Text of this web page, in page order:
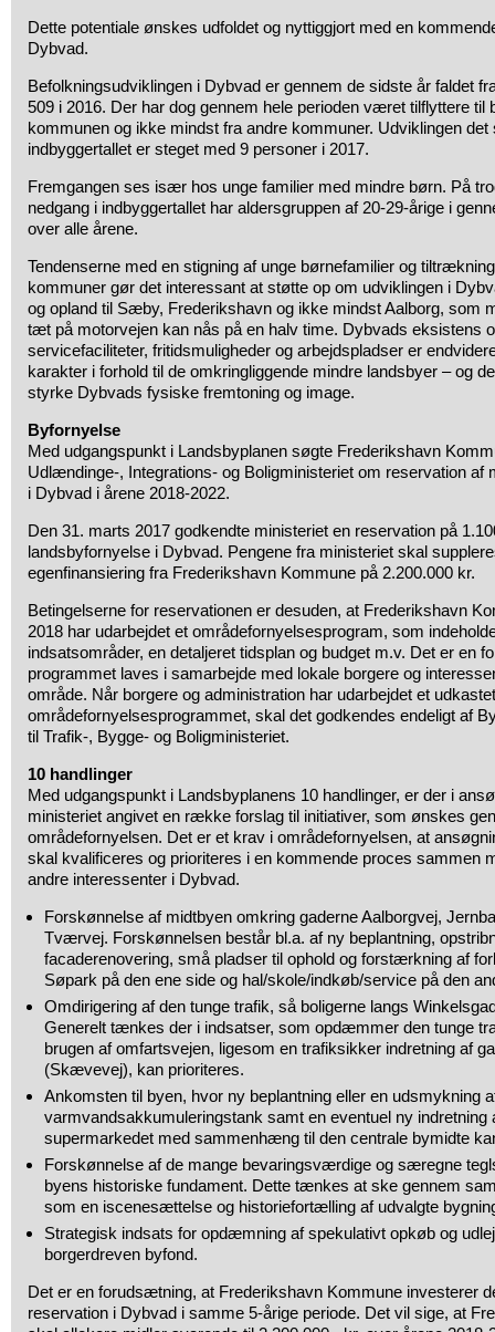
Dette potentiale ønskes udfoldet og nyttiggjort med en
Dybvad.
Befolkningsudviklingen i Dybvad er gennem de sidste år faldet
509 i 2016. Der har dog gennem hele perioden været tilflyttere til
kommunen og ikke mindst fra andre kommuner. Udviklingen det
indbyggertallet er steget med 9 personer i 2017.
Fremgangen ses især hos unge familier med mindre børn. På
nedgang i indbyggertallet har aldersgruppen af 20-29-årige i
over alle årene.
Tendenserne med en stigning af unge børnefamilier og
kommuner gør det interessant at støtte op om udviklingen i
og opland til Sæby, Frederikshavn og ikke mindst Aalborg, som
tæt på motorvejen kan nås på en halv time. Dybvads eksistens
servicefaciliteter, fritidsmuligheder og arbejdspladser er
karakter i forhold til de omkringliggende mindre landsbyer – og
styrke Dybvads fysiske fremtoning og image.
Byfornyelse
Med udgangspunkt i Landsbyplanen søgte Frederikshavn
Udlændinge-, Integrations- og Boligministeriet om reservation af
i Dybvad i årene 2018-2022.
Den 31. marts 2017 godkendte ministeriet en reservation på
landsbyfornyelse i Dybvad. Pengene fra ministeriet skal
egenfinansiering fra Frederikshavn Kommune på 2.200.000 kr.
Betingelserne for reservationen er desuden, at Frederikshavn
2018 har udarbejdet et områdefornyelsesprogram, som
indsatsområder, en detaljeret tidsplan og budget m.v. Det er en
programmet laves i samarbejde med lokale borgere og
område. Når borgere og administration har udarbejdet et
områdefornyelsesprogrammet, skal det godkendes endeligt af
til Trafik-, Bygge- og Boligministeriet.
10 handlinger
Med udgangspunkt i Landsbyplanens 10 handlinger, er der i
ministeriet angivet en række forslag til initiativer, som ønskes
områdefornyelsen. Det er et krav i områdefornyelsen, at
skal kvalificeres og prioriteres i en kommende proces sammen
andre interessenter i Dybvad.
Forskønnelse af midtbyen omkring gaderne Aalborgvej,
Tværvej. Forskønnelsen består bl.a. af ny beplantning,
facaderenovering, små pladser til ophold og forstærkning af
Søpark på den ene side og hal/skole/indkøb/service på den
Omdirigering af den tunge trafik, så boligerne langs
Generelt tænkes der i indsatser, som opdæmmer den tunge
brugen af omfartsvejen, ligesom en trafiksikker indretning af
(Skævevej), kan prioriteres.
Ankomsten til byen, hvor ny beplantning eller en udsmykning
varmvandsakkumuleringstank samt en eventuel ny indretning
supermarkedet med sammenhæng til den centrale bymidte
Forskønnelse af de mange bevaringsværdige og særegne
byens historiske fundament. Dette tænkes at ske gennem
som en iscenesættelse og historiefortælling af udvalgte
Strategisk indsats for opdæmning af spekulativt opkøb og
borgerdreven byfond.
Det er en forudsætning, at Frederikshavn Kommune investerer
reservation i Dybvad i samme 5-årige periode. Det vil sige, at